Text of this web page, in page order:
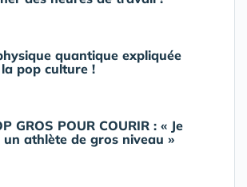
quantique expliquée
pop culture !
GROS POUR COURIR : « Je
un athlète de gros niveau »